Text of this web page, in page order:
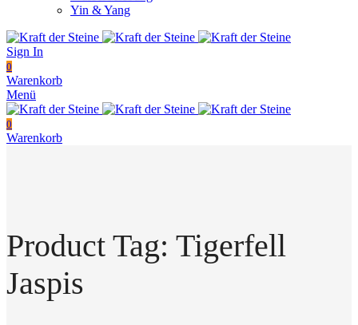
Yin & Yang
Sign In
0
Warenkorb
Menü
0
Warenkorb
Product Tag: Tigerfell
Jaspis